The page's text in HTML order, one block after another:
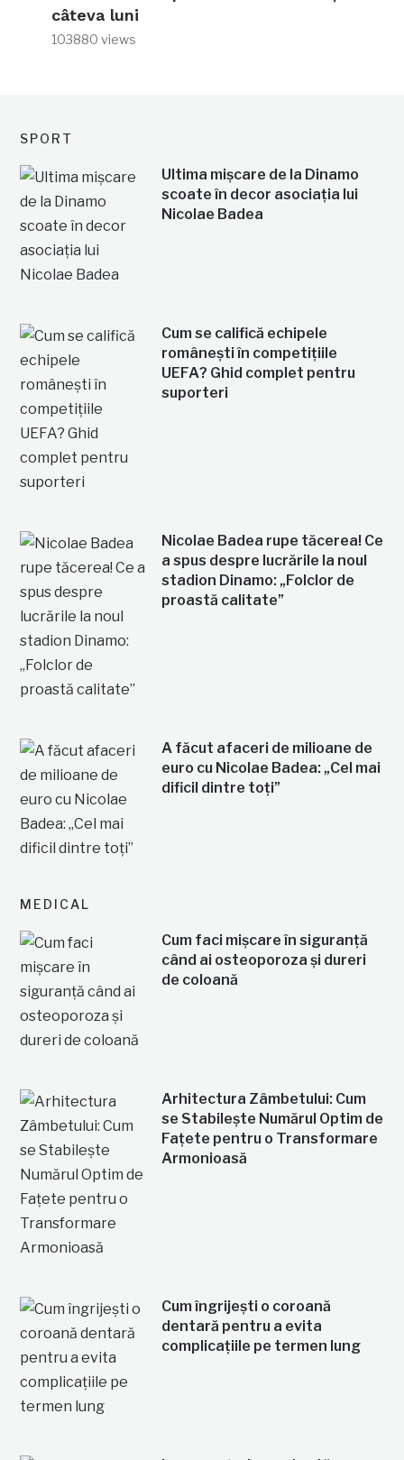
câteva luni
103880 views
SPORT
Ultima mișcare de la Dinamo
scoate în decor asociația lui
Nicolae Badea
Cum se califică echipele
românești în competițiile
UEFA? Ghid complet pentru
suporteri
Nicolae Badea rupe tăcerea! Ce
a spus despre lucrările la noul
stadion Dinamo: „Folclor de
proastă calitate”
A făcut afaceri de milioane de
euro cu Nicolae Badea: „Cel mai
dificil dintre toți”
MEDICAL
Cum faci mișcare în siguranță
când ai osteoporoza și dureri
de coloană
Arhitectura Zâmbetului: Cum
se Stabilește Numărul Optim de
Fațete pentru o Transformare
Armonioasă
Cum îngrijești o coroană
dentară pentru a evita
complicațiile pe termen lung